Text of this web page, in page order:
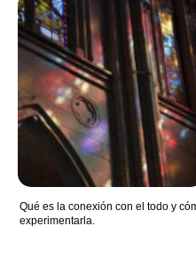
Qué es la conexión con el todo y
experimentarla.